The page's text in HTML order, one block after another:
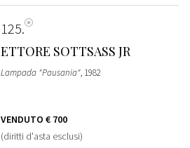
125
ETTORE SOTTSASS JR
Lampada "Pausania", 1982
VENDUTO € 700
(diritti d'asta esclusi)